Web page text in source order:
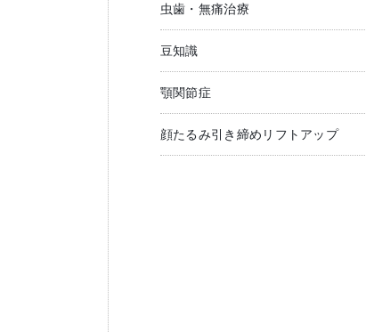
虫歯・無痛治療
豆知識
顎関節症
顔たるみ引き締めリフトアップ